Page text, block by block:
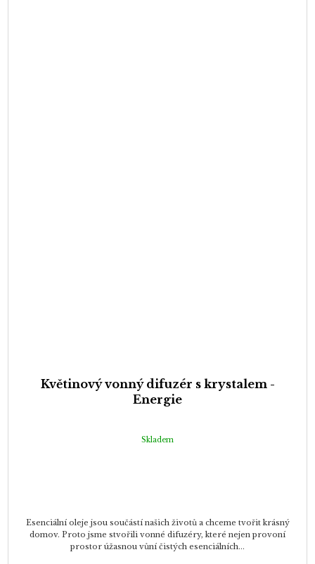
Květinový vonný difuzér s krystalem -
Energie
Skladem
Esenciální oleje jsou součástí našich životů a chceme tvořit krásný
domov. Proto jsme stvořili vonné difuzéry, které nejen provoní
prostor úžasnou vůní čistých esenciálních...